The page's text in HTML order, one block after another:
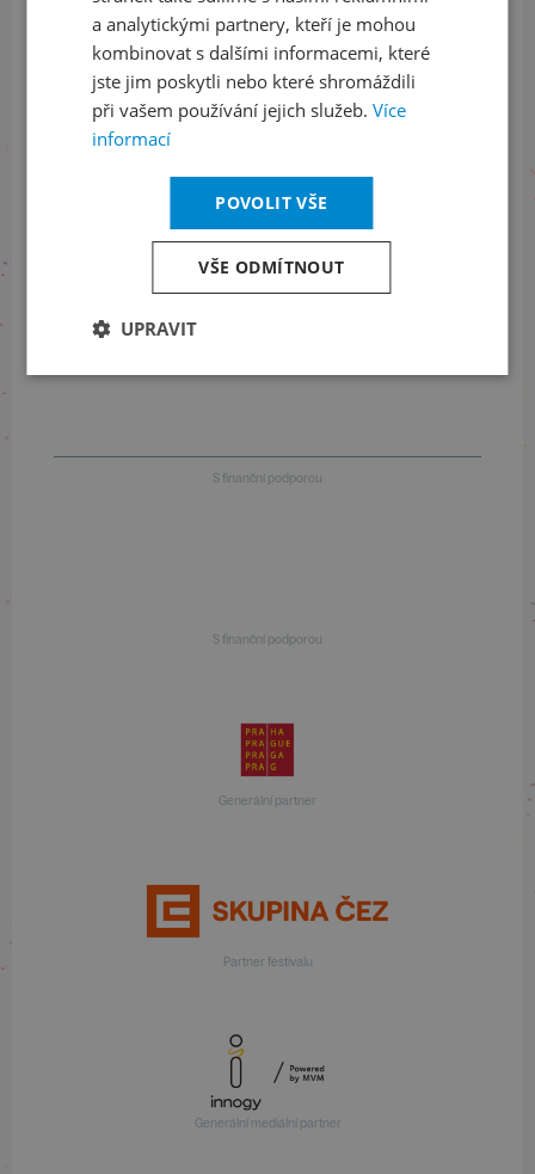
LinkedInflickr
Informace o stavu objednávek
+420 461 049 232
Informace o programu
S finanční podporou
S finanční podporou
Generální partner
Partner festivalu
Generální mediální partner
a analytickými partnery, kteří je mohou
kombinovat s dalšími informacemi, které
jste jim poskytli nebo které shromáždili
při vašem používání jejich služeb. Více
informací
POVOLIT VŠE
VŠE ODMÍTNOUT
UPRAVIT